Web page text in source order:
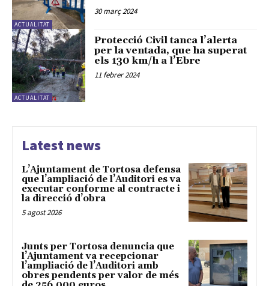
ACTUALITAT
30 març 2024
ACTUALITAT
Protecció Civil tanca l’alerta
per la ventada, que ha superat
els 130 km/h a l’Ebre
11 febrer 2024
Latest news
L’Ajuntament de Tortosa defensa
que l’ampliació de l’Auditori es va
executar conforme al contracte i
la direcció d’obra
5 agost 2026
Junts per Tortosa denuncia que
l’Ajuntament va recepcionar
l’ampliació de l’Auditori amb
obres pendents per valor de més